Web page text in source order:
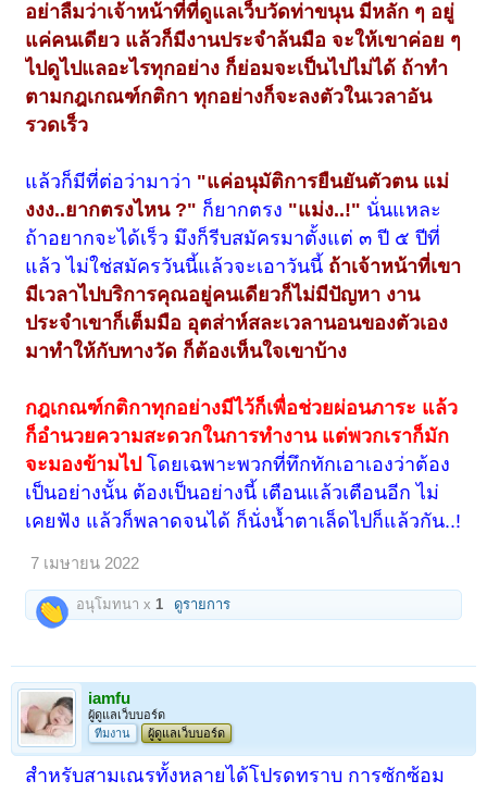
อย่าลืมว่าเจ้าหน้าที่ที่ดูแลเว็บวัดท่าขนุน มีหลัก ๆ อยู่
แค่คนเดียว แล้วก็มีงานประจำล้นมือ จะให้เขาค่อย ๆ
ไปดูไปแลอะไรทุกอย่าง ก็ย่อมจะเป็นไปไม่ได้ ถ้าทำ
ตามกฎเกณฑ์กติกา ทุกอย่างก็จะลงตัวในเวลาอัน
รวดเร็ว
แล้วก็มีที่ต่อว่ามาว่า "แค่อนุมัติการยืนยันตัวตน แม่
งงง..ยากตรงไหน ?" ก็ยากตรง "แม่ง..!" นั่นแหละ
ถ้าอยากจะได้เร็ว มึงก็รีบสมัครมาตั้งแต่ ๓ ปี ๕ ปีที่
แล้ว ไม่ใช่สมัครวันนี้แล้วจะเอาวันนี้ ถ้าเจ้าหน้าที่เขา
มีเวลาไปบริการคุณอยู่คนเดียวก็ไม่มีปัญหา งาน
ประจำเขาก็เต็มมือ อุตส่าห์สละเวลานอนของตัวเอง
มาทำให้กับทางวัด ก็ต้องเห็นใจเขาบ้าง
กฎเกณฑ์กติกาทุกอย่างมีไว้ก็เพื่อช่วยผ่อนภาระ แล้ว
ก็อำนวยความสะดวกในการทำงาน แต่พวกเราก็มัก
จะมองข้ามไป โดยเฉพาะพวกที่ทึกทักเอาเองว่าต้อง
เป็นอย่างนั้น ต้องเป็นอย่างนี้ เตือนแล้วเตือนอีก ไม่
เคยฟัง แล้วก็พลาดจนได้ ก็นั่งน้ำตาเล็ดไปก็แล้วกัน..!
7 เมษายน 2022
อนุโมทนา x1 ดูรายการ
iamfu
ผู้ดูแลเว็บบอร์ด
ทีมงาน
ผู้ดูแลเว็บบอร์ด
สำหรับสามเณรทั้งหลายได้โปรดทราบ การซักซ้อม